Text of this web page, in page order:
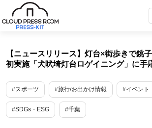
【ニュースリリース】灯台×街歩きで銚
初実施「犬吠埼灯台ロゲイニング」に手
#スポーツ #旅行/お出かけ情報 #イベント
#SDGs・ESG #千葉